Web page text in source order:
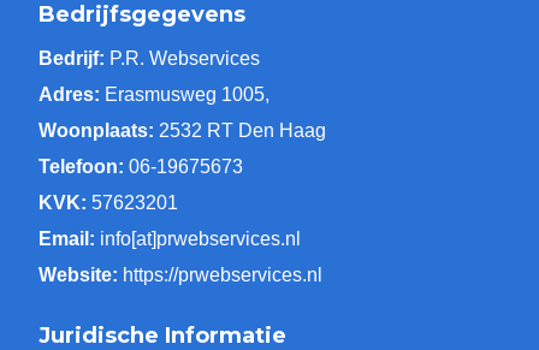
Bedrijfsgegevens
Bedrijf: P.R. Webservices
Adres: Erasmusweg 1005,
Woonplaats: 2532 RT Den Haag
Telefoon: 06-19675673
KVK: 57623201
Email: info[at]prwebservices.nl
Website: https://prwebservices.nl
Juridische Informatie